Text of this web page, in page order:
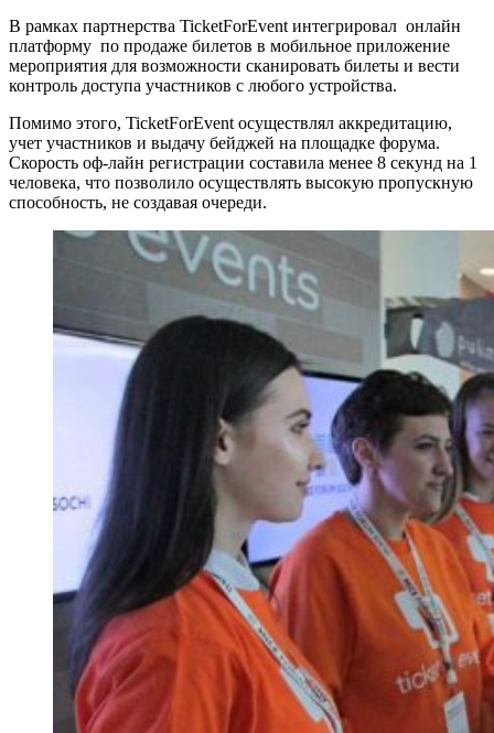
В рамках партнерства TicketForEvent интегрировал онлайн
платформу по продаже билетов в мобильное приложение
мероприятия для возможности сканировать билеты и вести
контроль доступа участников с любого устройства.
Помимо этого, TicketForEvent осуществлял аккредитацию,
учет участников и выдачу бейджей на площадке форума.
Скорость оф-лайн регистрации составила менее 8 секунд на 1
человека, что позволило осуществлять высокую пропускную
способность, не создавая очереди.